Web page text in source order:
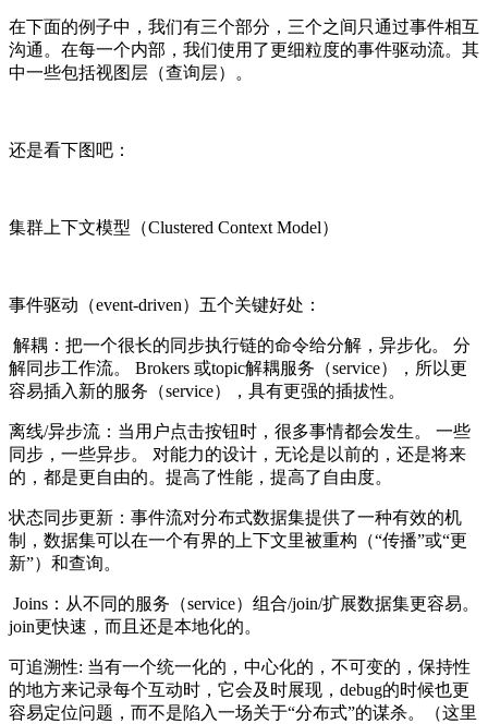
在下面的例子中，我们有三个部分，三个之间只通过事件相互
沟通。在每一个内部，我们使用了更细粒度的事件驱动流。其
中一些包括视图层（查询层）。
还是看下图吧：
集群上下文模型（Clustered Context Model）
事件驱动（event-driven）五个关键好处：
解耦：把一个很长的同步执行链的命令给分解，异步化。 分
解同步工作流。 Brokers 或topic解耦服务（service），所以更
容易插入新的服务（service），具有更强的插拔性。
离线/异步流：当用户点击按钮时，很多事情都会发生。 一些
同步，一些异步。 对能力的设计，无论是以前的，还是将来
的，都是更自由的。提高了性能，提高了自由度。
状态同步更新：事件流对分布式数据集提供了一种有效的机
制，数据集可以在一个有界的上下文里被重构（“传播”或“更
新”）和查询。
Joins：从不同的服务（service）组合/join/扩展数据集更容易。
join更快速，而且还是本地化的。
可追溯性: 当有一个统一化的，中心化的，不可变的，保持性
的地方来记录每个互动时，它会及时展现，debug的时候也更
容易定位问题，而不是陷入一场关于“分布式”的谋杀。（这里